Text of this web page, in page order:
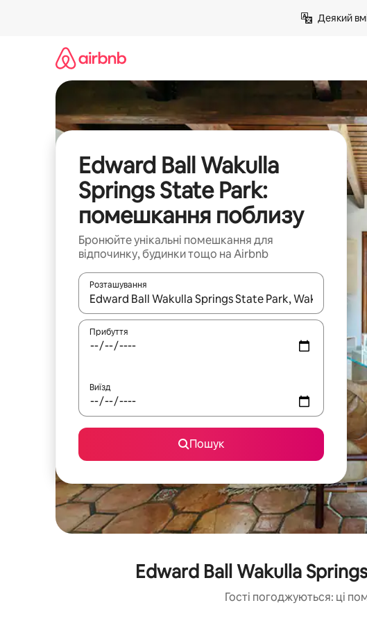
Деякий
Edward Ball Wakulla
Springs State Park:
помешкання поблизу
Бронюйте унікальні помешкання для
відпочинку, будинки тощо на Airbnb
Розташування
Отримавши результати пошуку, використовуйте для
Прибуття
Виїзд
Пошук
Edward Ball Wakulla
Гості погоджуються: ці